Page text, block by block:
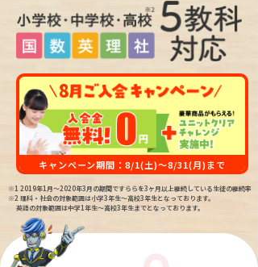
8
キャンペーン期間： 8/1(土)～8/31(月)まで
※1 2019年1月〜2020年3月の期間ですららを3ヶ月以上継続している生徒の継続率
※2 理科・社会の対象範囲は小学3年生〜高校3年生となっております。
英語の対象範囲は中学1年生〜高校3年生までとなっております。